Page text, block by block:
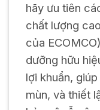
hãy ưu tiên
chất lượng
của
dưỡng hữu
lợi khuẩn,
mùn, và thiết